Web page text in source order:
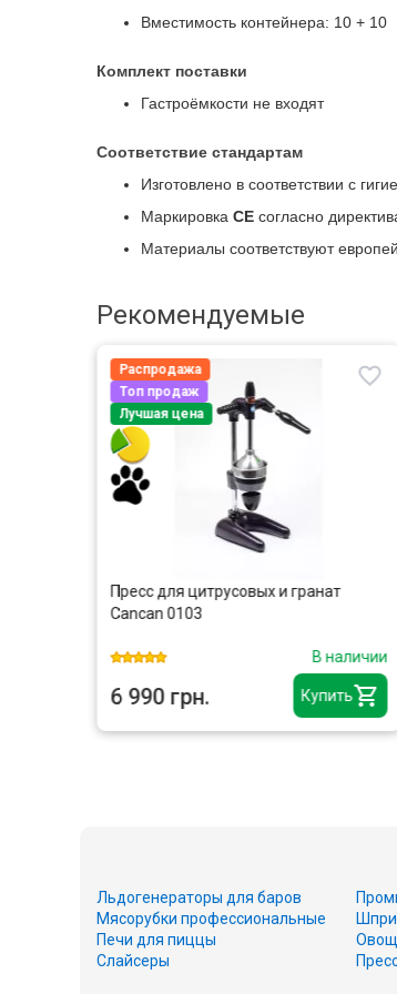
Вместимость контейнера: 10 + 10
Комплект поставки
Гастроёмкости не входят
Соответствие стандартам
Изготовлено в соответствии с
Маркировка CE согласно
Материалы соответствуют
Рекомендуемые
Купить
Распродажа
Топ продаж
Лучшая цена
Пресс для цитрусовых и гранат
Cancan 0103
В наличии
6 990 грн.
Льдогенераторы для баров
Мясорубки профессиональные
Печи для пиццы
Слайсеры